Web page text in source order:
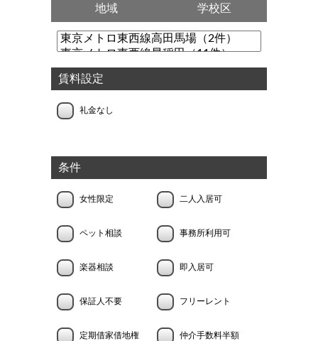
地域 学校区
賃料設定
礼金なし
条件
女性限定 二人入居可
ペット相談 事務所利用可
楽器相談 即入居可
保証人不要 フリーレント
定期借家借地権 仲介手数料半額